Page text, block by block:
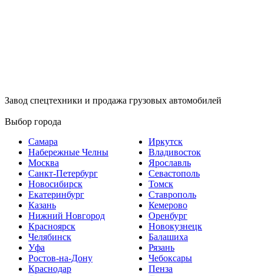
Завод спецтехники и продажа грузовых автомобилей
Выбор города
Самара
Набережные Челны
Москва
Санкт-Петербург
Новосибирск
Екатеринбург
Казань
Нижний Новгород
Красноярск
Челябинск
Уфа
Ростов-на-Дону
Краснодар
Иркутск
Владивосток
Ярославль
Севастополь
Томск
Ставрополь
Кемерово
Оренбург
Новокузнецк
Балашиха
Рязань
Чебоксары
Пенза